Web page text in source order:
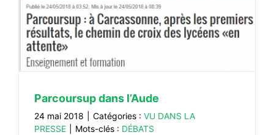
Parcoursup dans l’Aude
24 mai 2018 Catégories : VU DANS LA
PRESSE
Mots-clés : DÉBATS